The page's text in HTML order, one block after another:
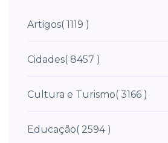
Artigos( 1119 )
Cidades( 8457 )
Cultura e Turismo( 3166 )
Educação( 2594 )